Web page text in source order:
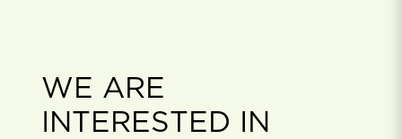
WE ARE
INTERESTED IN